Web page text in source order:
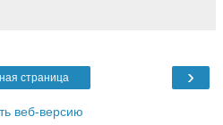
›
страница
веб-версию